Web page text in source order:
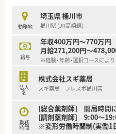
■充実した研修制度、人事制度
があるのも特徴です
勤務地
埼玉県 桶川市
桶川駅 (JR高崎線)
給与
年収400万円～770万円
月給271,200円～
※経験・年齢・選択コースによ
法人
名
株式会社スギ薬局
スギ薬局 フレスポ桶川店
勤務
時間
[総合薬剤師] 開局時間
[調剤薬剤師] 9:00～
※変形労働時間制(実働1